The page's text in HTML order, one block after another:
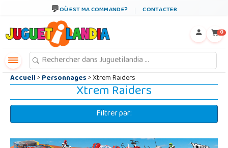
OÙ EST MA COMMANDE? CONTACTER
0
Accueil>Personnages> Xtrem Raiders
Xtrem Raiders
Filtrer par: